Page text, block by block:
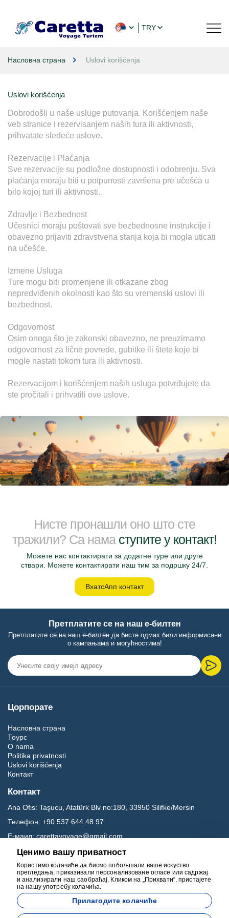
TRY
Насловна страна Uslovi korišćenja
Uslovi korišćenja
Dobrodošli u naše usluge putovanja. Korišćenjem naše
veb stranice i rezervisanjem naših tura ili aktivnosti,
prihvatate sledeće uslove.
Rezervacije i Plaćanja
Sve rezervacije su podložne dostupnosti i odobrenju. Sva
plaćanja moraju biti u potpunosti završena pre učešća u
bilo kojoj turi ili aktivnosti.
Zdravlje i Bezbednost
Učesnici moraju poštovati sve bezbednosne instrukcije i
obavezno prijaviti zdravstvena stanja koja bi mogla uticati
na učešće.
Izmene Usluga
Ture mogu biti promenjene ili otkazane zbog
nepredviđenih okolnosti kao što su vremenski uslovi ili
bezbednost.
Odgovornost
Osim onoga što je zakonski obavezno, ne preuzimamo
odgovornost za lične povrede, gubitke ili štete koje bi
mogle nastati tokom tura ili aktivnosti.
Rezervacijom i korišćenjem naših usluga potvrđujete da
ste pročitali i prihvatili ove uslove.
Нисте пронашли оно што сте
тражили? Са нама ступите у контакт!
Можете нас контактирати за додатне туре или друге
ствари. Можете контактирати наш тим за подршку 24/7.
ВхатсАпп контакт
Претплатите се на наш е-билтен
Претплатите се на наш е-билтен да бисте одмах били информисани
о кампањама и могућностима!
Цорпорате
Насловна страна
Тоурс
O nama
Politika privatnosti
Uslovi korišćenja
Контакт
Контакт
Ana Ofis: Taşucu, Atatürk Blv no:180, 33950 Silifke/Mersin
Телефон: +90 537 644 48 97
Е-маил: carettavoyage@gmail.com
Друштвени медији
Ценимо вашу приватност
Користимо колачиће да бисмо побољшали ваше искуство
прегледања, приказивали персонализоване огласе или садржај
и анализирали наш саобраћај. Кликом на „Прихвати“, пристајете
на нашу употребу колачића.
Прилагодите колачиће